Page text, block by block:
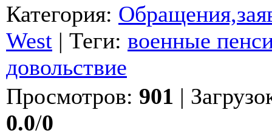
Категория:
West | Теги: военные
довольствие
Просмотров: 901 |
0.0/0